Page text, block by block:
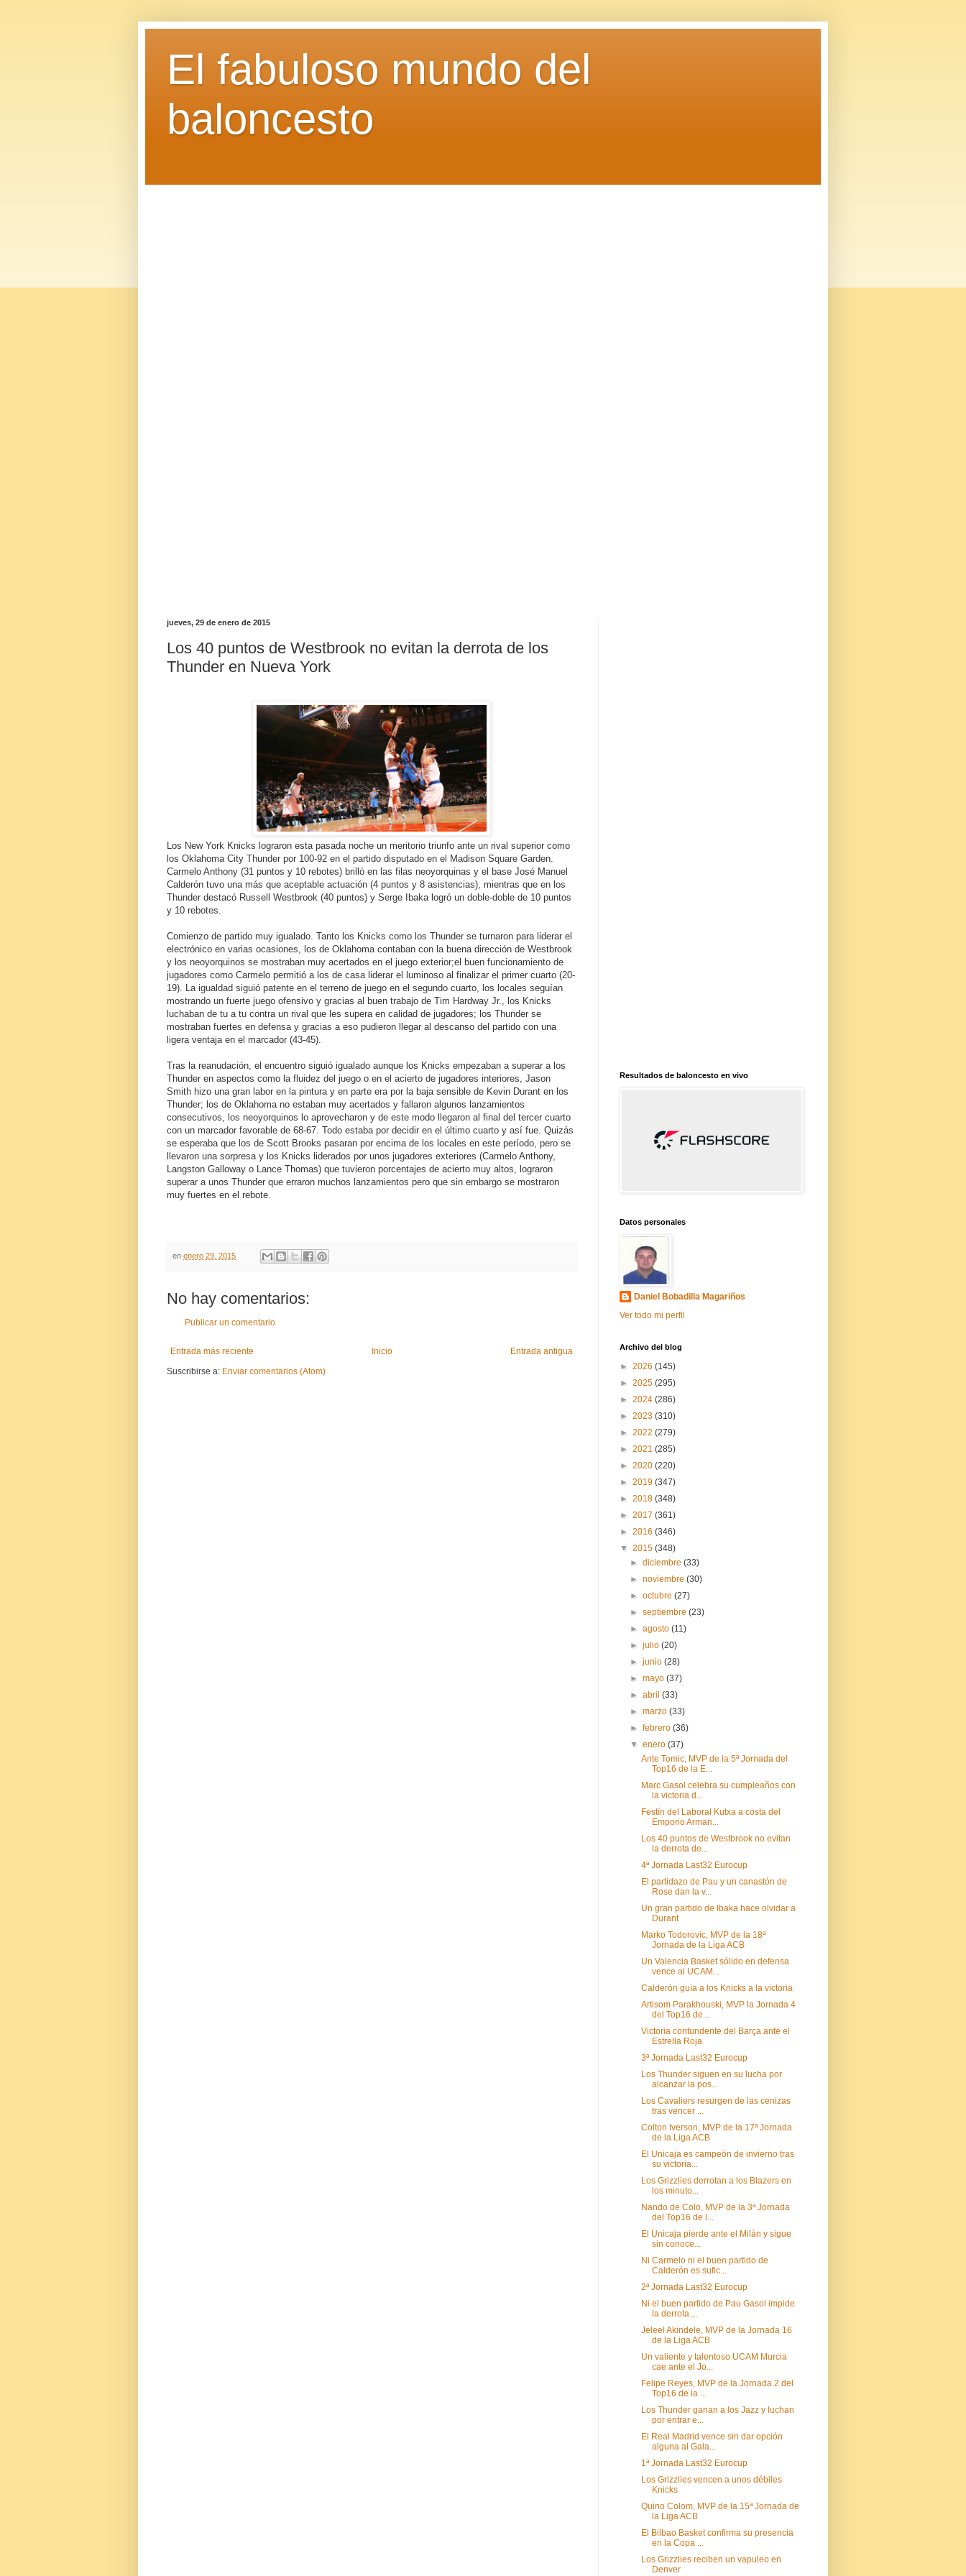
El fabuloso mundo del
baloncesto
jueves, 29 de enero de 2015
Los 40 puntos de Westbrook no evitan la derrota de los
Thunder en Nueva York
Los New York Knicks lograron esta pasada noche un meritorio triunfo ante un rival superior como
los Oklahoma City Thunder por 100-92 en el partido disputado en el Madison Square Garden.
Carmelo Anthony (31 puntos y 10 rebotes) brilló en las filas neoyorquinas y el base José Manuel
Calderón tuvo una más que aceptable actuación (4 puntos y 8 asistencias), mientras que en los
Thunder destacó Russell Westbrook (40 puntos) y Serge Ibaka logró un doble-doble de 10 puntos
y 10 rebotes.
Comienzo de partido muy igualado. Tanto los Knicks como los Thunder se turnaron para liderar el
electrónico en varias ocasiones, los de Oklahoma contaban con la buena dirección de Westbrook
y los neoyorquinos se mostraban muy acertados en el juego exterior;el buen funcionamiento de
jugadores como Carmelo permitió a los de casa liderar el luminoso al finalizar el primer cuarto (20-
19). La igualdad siguió patente en el terreno de juego en el segundo cuarto, los locales seguían
mostrando un fuerte juego ofensivo y gracias al buen trabajo de Tim Hardway Jr., los Knicks
luchaban de tu a tu contra un rival que les supera en calidad de jugadores; los Thunder se
mostraban fuertes en defensa y gracias a eso pudieron llegar al descanso del partido con una
ligera ventaja en el marcador (43-45).
Tras la reanudación, el encuentro siguió igualado aunque los Knicks empezaban a superar a los
Thunder en aspectos como la fluidez del juego o en el acierto de jugadores interiores, Jason
Smith hizo una gran labor en la pintura y en parte era por la baja sensible de Kevin Durant en los
Thunder; los de Oklahoma no estaban muy acertados y fallaron algunos lanzamientos
consecutivos, los neoyorquinos lo aprovecharon y de este modo llegaron al final del tercer cuarto
con un marcador favorable de 68-67. Todo estaba por decidir en el último cuarto y así fue. Quizás
se esperaba que los de Scott Brooks pasaran por encima de los locales en este período, pero se
llevaron una sorpresa y los Knicks liderados por unos jugadores exteriores (Carmelo Anthony,
Langston Galloway o Lance Thomas) que tuvieron porcentajes de acierto muy altos, lograron
superar a unos Thunder que erraron muchos lanzamientos pero que sin embargo se mostraron
muy fuertes en el rebote.
en enero 29, 2015
No hay comentarios:
Publicar un comentario
Entrada más reciente Entrada antigua
Inicio
Suscribirse a: Enviar comentarios (Atom)
Resultados de baloncesto en vivo
Datos personales
Daniel Bobadilla Magariños
Ver todo mi perfil
Archivo del blog
► 2026 (145)
► 2025 (295)
► 2024 (286)
► 2023 (310)
► 2022 (279)
► 2021 (285)
► 2020 (220)
► 2019 (347)
► 2018 (348)
► 2017 (361)
► 2016 (346)
▼ 2015 (348)
►diciembre(33)
►noviembre(30)
►octubre(27)
►septiembre(23)
►agosto(11)
►julio(20)
►junio(28)
►mayo(37)
►abril(33)
►marzo(33)
►febrero(36)
▼enero(37)
Ante Tomic, MVP de la 5ª Jornada del
Top16 de la E...
Marc Gasol celebra su cumpleaños con
la victoria d...
Festín del Laboral Kutxa a costa del
Emporio Arman...
Los 40 puntos de Westbrook no evitan
la derrota de...
4ª Jornada Last32 Eurocup
El partidazo de Pau y un canastón de
Rose dan la v...
Un gran partido de Ibaka hace olvidar a
Durant
Marko Todorovic, MVP de la 18ª
Jornada de la Liga ACB
Un Valencia Basket sólido en defensa
vence al UCAM...
Calderón guía a los Knicks a la victoria
Artisom Parakhouski, MVP la Jornada 4
del Top16 de...
Victoria contundente del Barça ante el
Estrella Roja
3ª Jornada Last32 Eurocup
Los Thunder siguen en su lucha por
alcanzar la pos...
Los Cavaliers resurgen de las cenizas
tras vencer ...
Colton Iverson, MVP de la 17ª Jornada
de la Liga ACB
El Unicaja es campeón de invierno tras
su victoria...
Los Grizzlies derrotan a los Blazers en
los minuto...
Nando de Colo, MVP de la 3ª Jornada
del Top16 de l...
El Unicaja pierde ante el Milán y sigue
sin conoce...
Ni Carmelo ni el buen partido de
Calderón es sufic...
2ª Jornada Last32 Eurocup
Ni el buen partido de Pau Gasol impide
la derrota ...
Jeleel Akindele, MVP de la Jornada 16
de la Liga ACB
Un valiente y talentoso UCAM Murcia
cae ante el Jo...
Felipe Reyes, MVP de la Jornada 2 del
Top16 de la ...
Los Thunder ganan a los Jazz y luchan
por entrar e...
El Real Madrid vence sin dar opción
alguna al Gala...
1ª Jornada Last32 Eurocup
Los Grizzlies vencen a unos débiles
Knicks
Quino Colom, MVP de la 15ª Jornada de
la Liga ACB
El Bilbao Basket confirma su presencia
en la Copa ...
Los Grizzlies reciben un vapuleo en
Denver